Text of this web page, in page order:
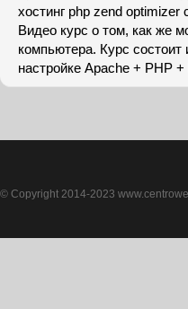
хостинг php zend optimizer
Видео курс о том, как же
компьютера. Курс
настройке Apache + PHP
© Copyright 2014-2023